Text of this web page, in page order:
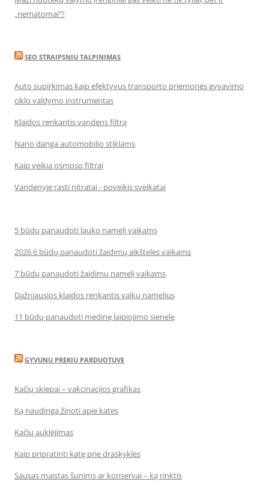
„nematomai‘‘?
SEO STRAIPSNIU TALPINIMAS
Auto supirkimas kaip efektyvus transporto priemonės gyvavimo
ciklo valdymo instrumentas
Klaidos renkantis vandens filtrą
Nano danga automobilio stiklams
Kaip veikia osmoso filtrai
Vandenyje rasti nitratai - poveikis sveikatai
5 būdų panaudoti lauko namelį vaikams
2026 6 būdų panaudoti žaidimų aikšteles vaikams
7 būdų panaudoti žaidimų namelį vaikams
Dažniausios klaidos renkantis vaikų namelius
11 būdų panaudoti medinę laipiojimo sienelę
GYVUNU PREKIU PARDUOTUVE
Kačių skiepai – vakcinacijos grafikas
Ką naudinga žinoti apie kates
Kačių auklėjimas
Kaip pripratinti katę prie draskyklės
Sausas maistas šunims ar konservai – ką rinktis